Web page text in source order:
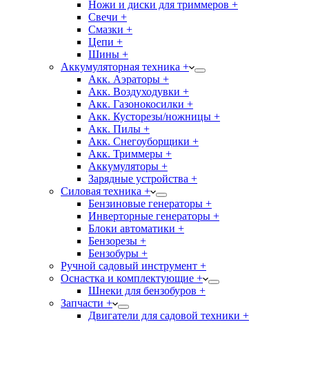
Ножи и диски для триммеров +
Свечи +
Смазки +
Цепи +
Шины +
Аккумуляторная техника +
Акк. Аэраторы +
Акк. Воздуходувки +
Акк. Газонокосилки +
Акк. Кусторезы/ножницы +
Акк. Пилы +
Акк. Снегоуборщики +
Акк. Триммеры +
Аккумуляторы +
Зарядные устройства +
Силовая техника +
Бензиновые генераторы +
Инверторные генераторы +
Блоки автоматики +
Бензорезы +
Бензобуры +
Ручной садовый инструмент +
Оснастка и комплектующие +
Шнеки для бензобуров +
Запчасти +
Двигатели для садовой техники +